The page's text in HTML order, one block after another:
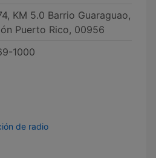
KM 5.0 Barrio Guaraguao,
Puerto Rico, 00956
1000
de radio